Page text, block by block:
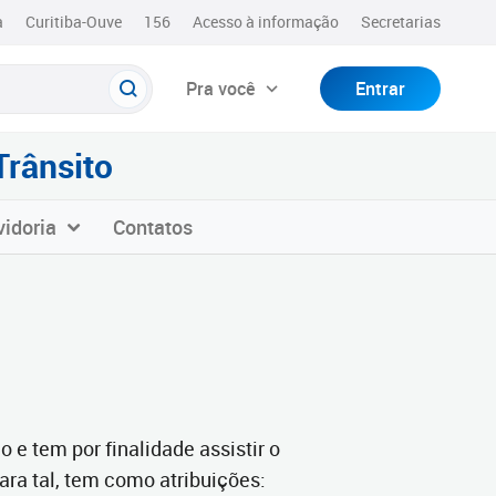
Curitiba-Ouve 156 Acesso à informação Secretarias
Pra você Entrar
Contatos
e tem por finalidade assistir o
tal, tem como atribuições: